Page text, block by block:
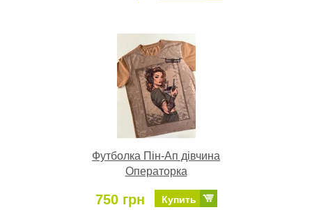
Футболка Пін-Ап дівчина
Операторка
750 грн Купить